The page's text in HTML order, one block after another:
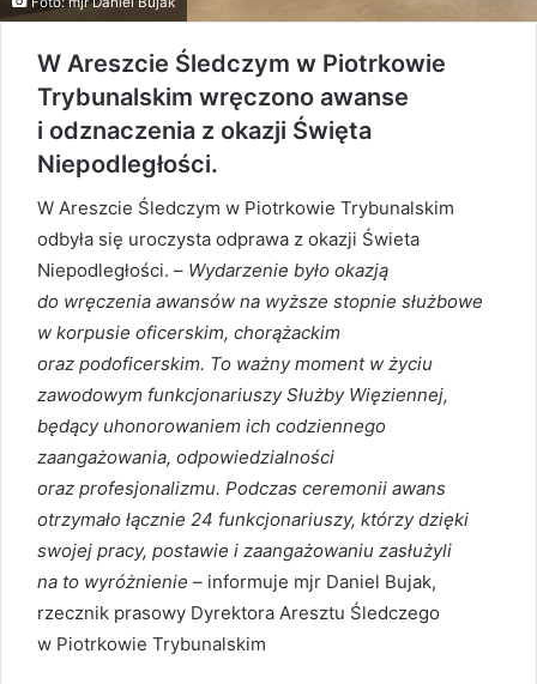
W Areszcie Śledczym w Piotrkowie
Trybunalskim wręczono awanse
i odznaczenia z okazji Święta
Niepodległości.
W Areszcie Śledczym w Piotrkowie Trybunalskim
odbyła się uroczysta odprawa z okazji Świeta
Niepodległości. – Wydarzenie było okazją
do wręczenia awansów na wyższe stopnie służbowe
w korpusie oficerskim, chorążackim
oraz podoficerskim. To ważny moment w życiu
zawodowym funkcjonariuszy Służby Więziennej,
będący uhonorowaniem ich codziennego
zaangażowania, odpowiedzialności
oraz profesjonalizmu. Podczas ceremonii awans
otrzymało łącznie 24 funkcjonariuszy, którzy dzięki
swojej pracy, postawie i zaangażowaniu zasłużyli
na to wyróżnienie – informuje mjr Daniel Bujak,
rzecznik prasowy Dyrektora Aresztu Śledczego
w Piotrkowie Trybunalskim